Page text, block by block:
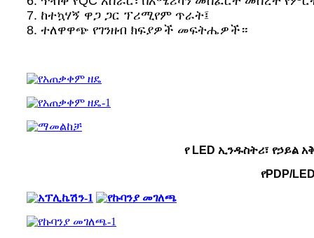
7. ከተኳሃኝ ዋጋ ጋር ፕሪሚየም ጥራት፤
8. ተለዋዋጭ የገንዘብ ክፍያዎች መፍትሔዎች።
የ LED ኢንዱስትሪ፣ የኃይል
የPDP/